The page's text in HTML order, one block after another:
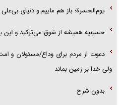
یوم‌الحسرة؛ باز هم ماییم و دنیای بی‌علی
حسینیه همیشه از شوق می‌ترکید و این
دعوت از مردم برای وداع/مسئولان و
ولی خدا بر زمین بماند
بدون شرح